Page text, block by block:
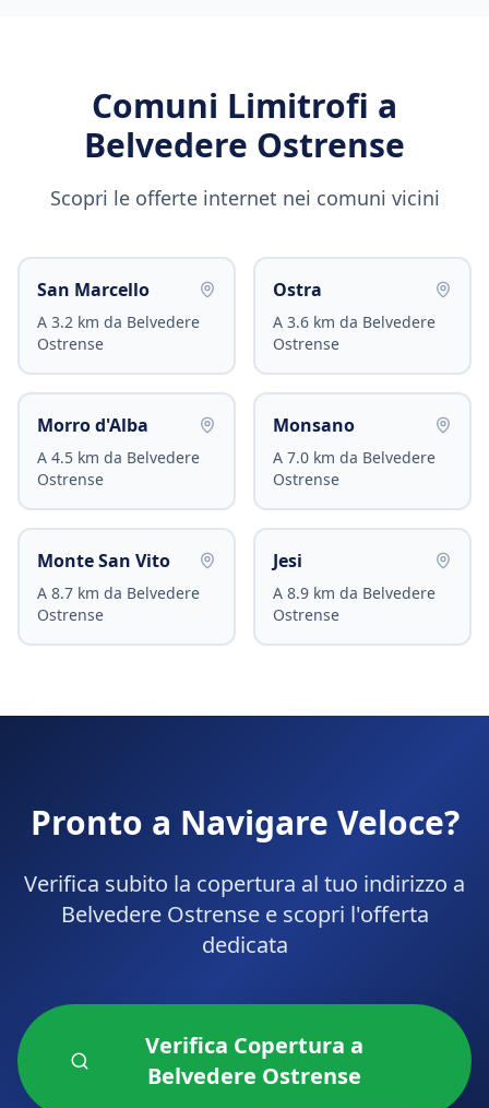
Comuni Limitrofi a
Belvedere Ostrense
Scopri le offerte internet nei comuni vicini
San Marcello
A 3.2 km da Belvedere
Ostrense
Ostra
A 3.6 km da Belvedere
Ostrense
Morro d'Alba
A 4.5 km da Belvedere
Ostrense
Monsano
A 7.0 km da Belvedere
Ostrense
Monte San Vito
A 8.7 km da Belvedere
Ostrense
Jesi
A 8.9 km da Belvedere
Ostrense
Pronto a Navigare Veloce?
Verifica subito la copertura al tuo indirizzo a
Belvedere Ostrensee scopri l'offerta
dedicata
Verifica Copertura a
Belvedere Ostrense